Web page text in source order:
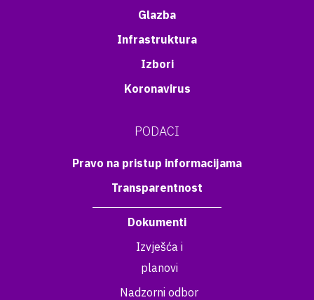
Glazba
Infrastruktura
Izbori
Koronavirus
PODACI
Pravo na pristup informacijama
Transparentnost
Dokumenti
Izvješća i
planovi
Nadzorni odbor